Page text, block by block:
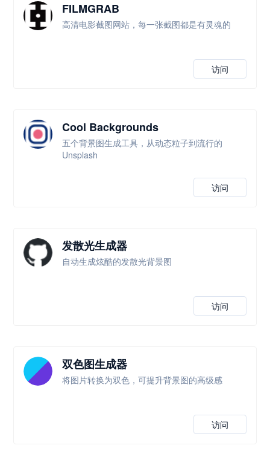
FILMGRAB
高清电影截图网站，每一张截图都是有灵魂的
访问
Cool Backgrounds
五个背景图生成工具，从动态粒子到流行的
Unsplash
访问
发散光生成器
自动生成炫酷的发散光背景图
访问
双色图生成器
将图片转换为双色，可提升背景图的高级感
访问